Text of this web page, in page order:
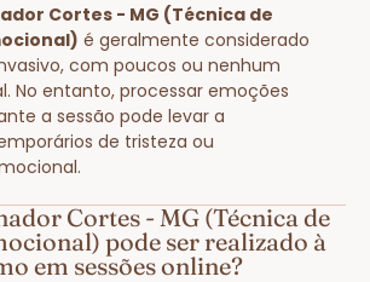
Cortes - MG (Técnica de
é geralmente considerado
com poucos ou nenhum
No entanto, processar emoções
a sessão pode levar a
de tristeza ou
Cortes - MG (Técnica de
pode ser realizado à
em sessões online?